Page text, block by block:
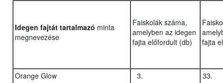
Idegen fajtát tartalmazó minta
megnevezése
Faiskolák száma,
amelyben az idegen
fajta előfordult (db)
fajta
Orange Glow